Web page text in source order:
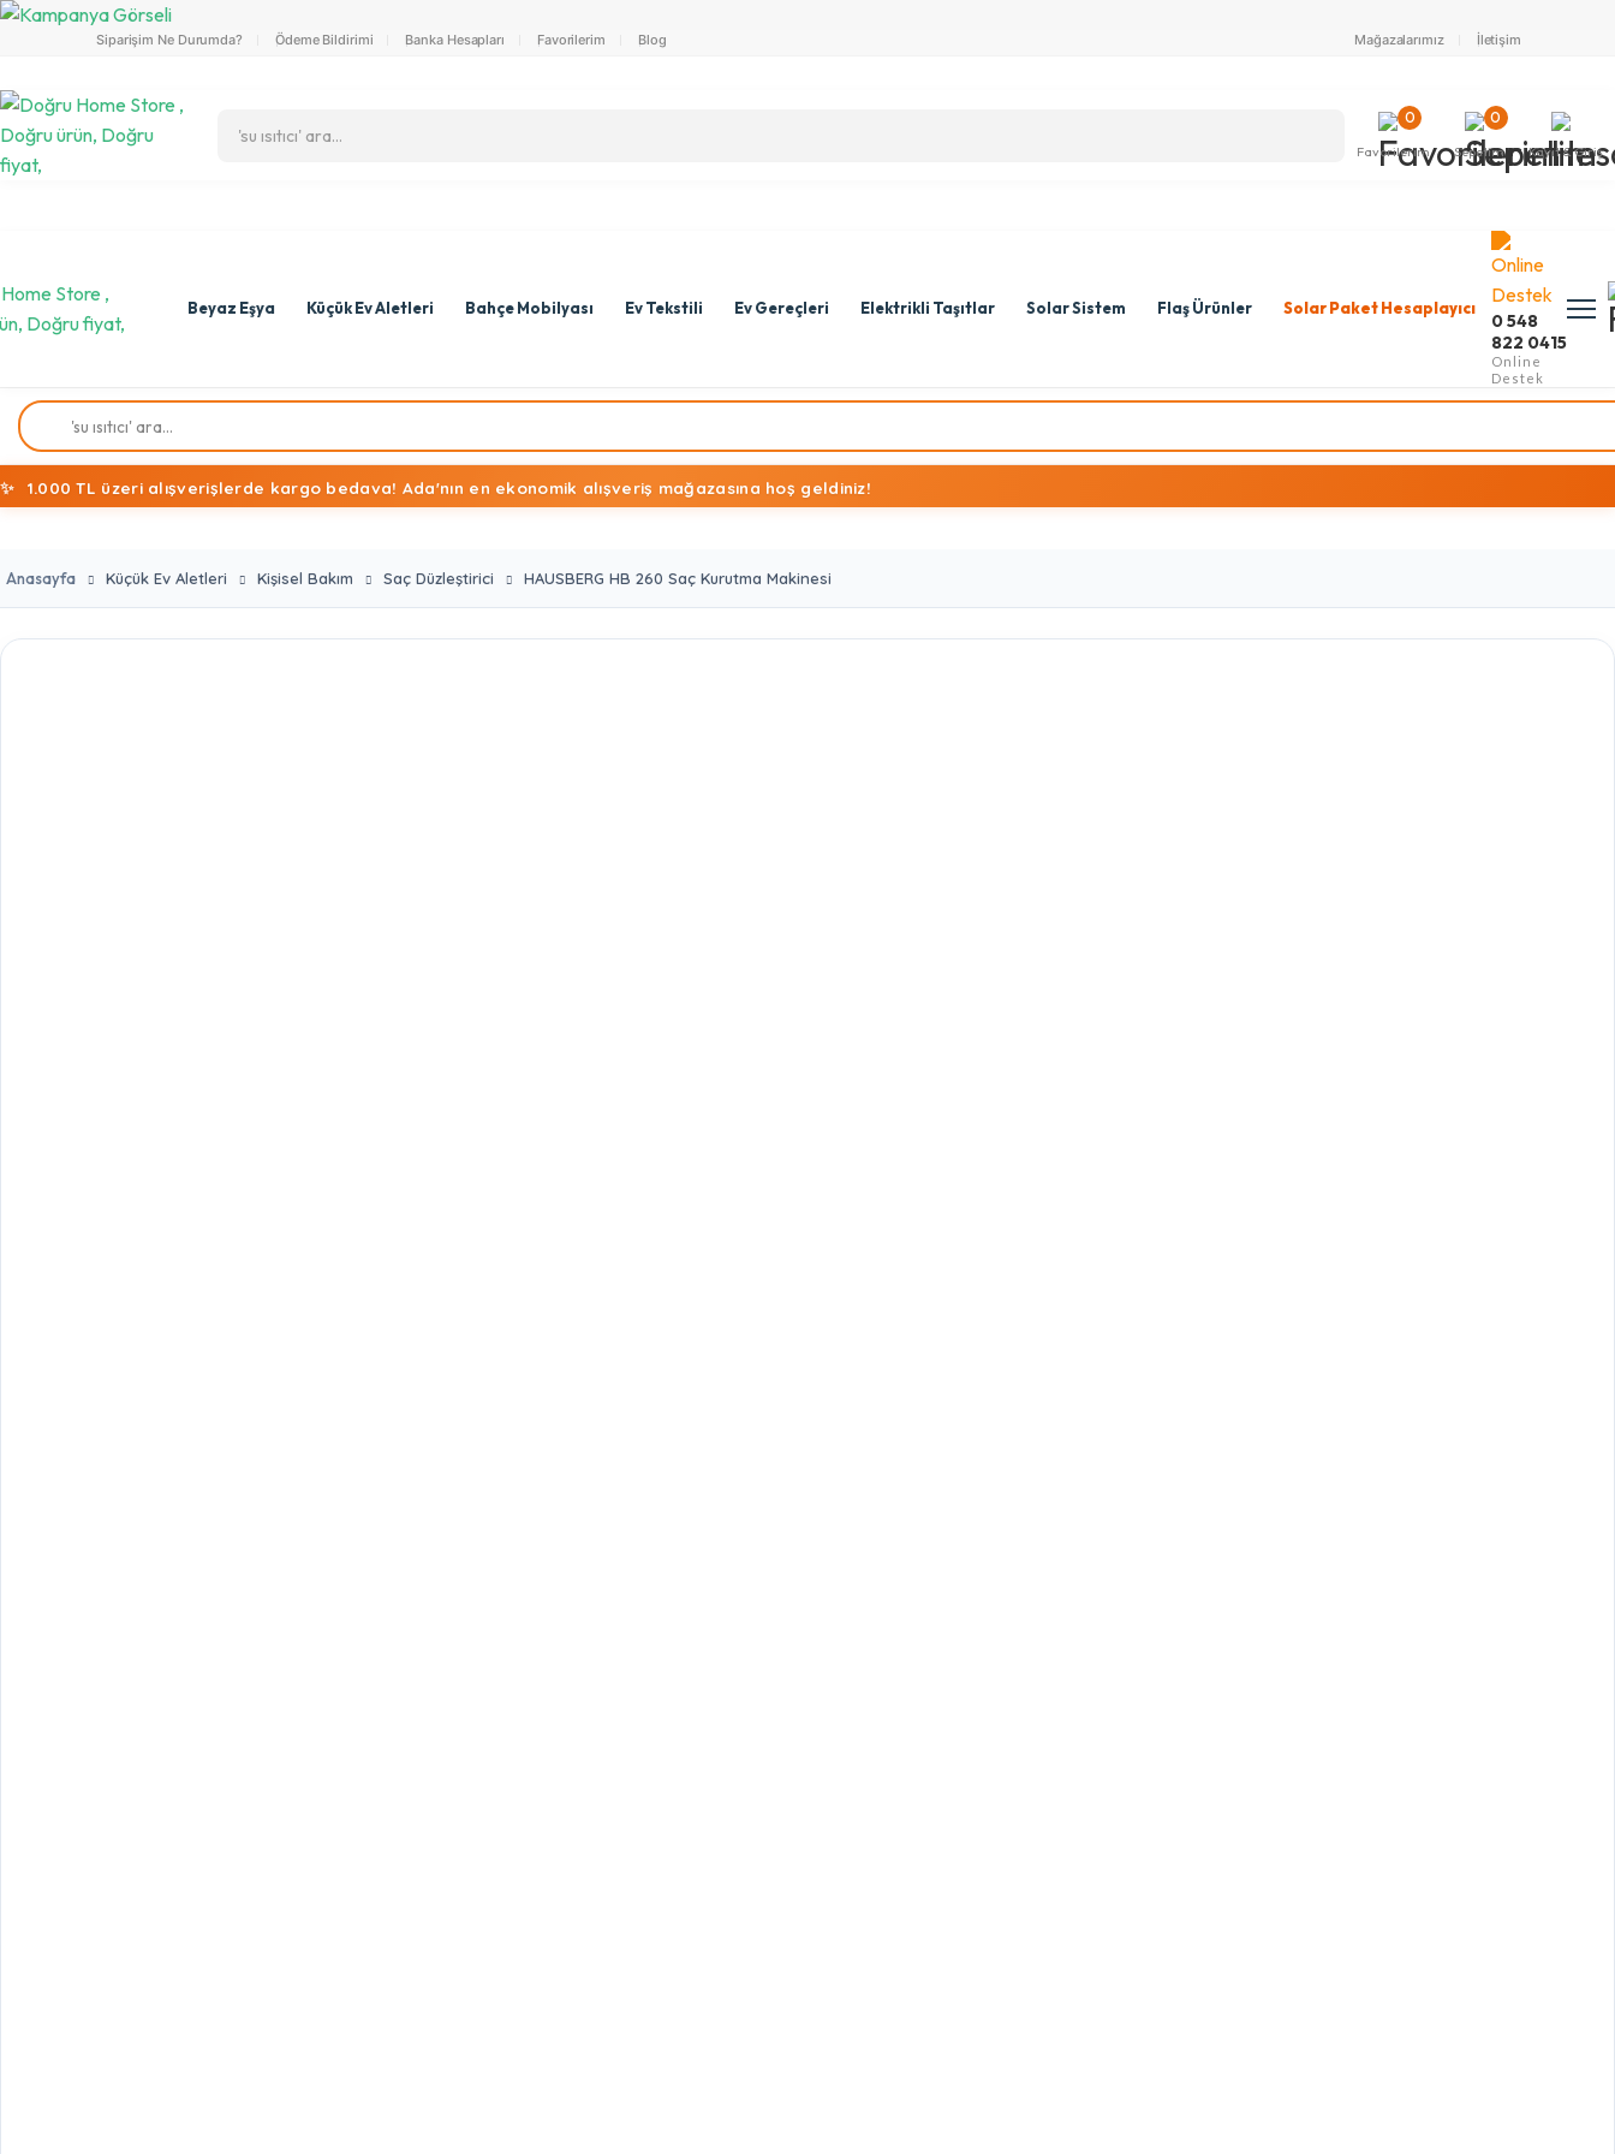
Siparişim Ne Durumda? Ödeme Bildirimi Banka Hesapları Favorilerim Blog Mağazalarımız İletişim
0
Favorilerim
0
Sepetim Kayıt & Giriş
Beyaz Eşya Küçük Ev Aletleri Bahçe Mobilyası Ev Tekstili Ev Gereçleri Elektrikli Taşıtlar Solar Sistem Flaş Ürünler Solar Paket Hesaplayıcı
0 548
822 0415
Online
Destek
✨ 1.000 TL üzeri alışverişlerde kargo bedava! Ada'nın en ekonomik alışveriş mağazasına hoş geldiniz!
Anasayfa Küçük Ev Aletleri Kişisel Bakım Saç Düzleştirici HAUSBERG HB 260 Saç Kurutma Makinesi